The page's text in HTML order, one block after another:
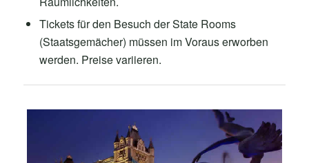
Tickets für den Besuch der State Rooms
(Staatsgemächer) müssen im Voraus erworben
werden. Preise variieren.